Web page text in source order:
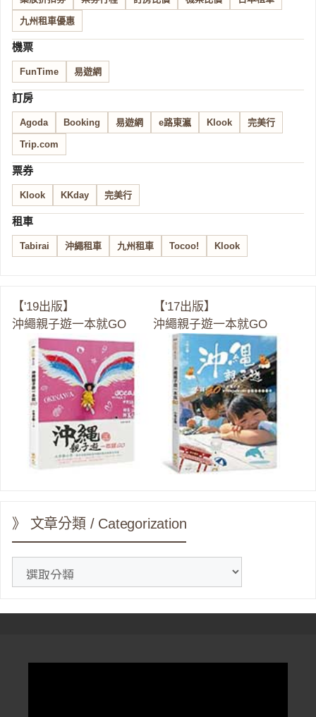
九州租車優惠
機票
FunTime 易遊網
訂房
Agoda Booking 易遊網 e路東瀛 Klook 完美行
Trip.com
票券
Klook KKday 完美行
租車
Tabirai 沖繩租車 九州租車 Tocoo! Klook
【'19出版】
沖繩親子遊一本就GO
【'17出版】
沖繩親子遊一本就GO
》 文章分類 / Categorization
分